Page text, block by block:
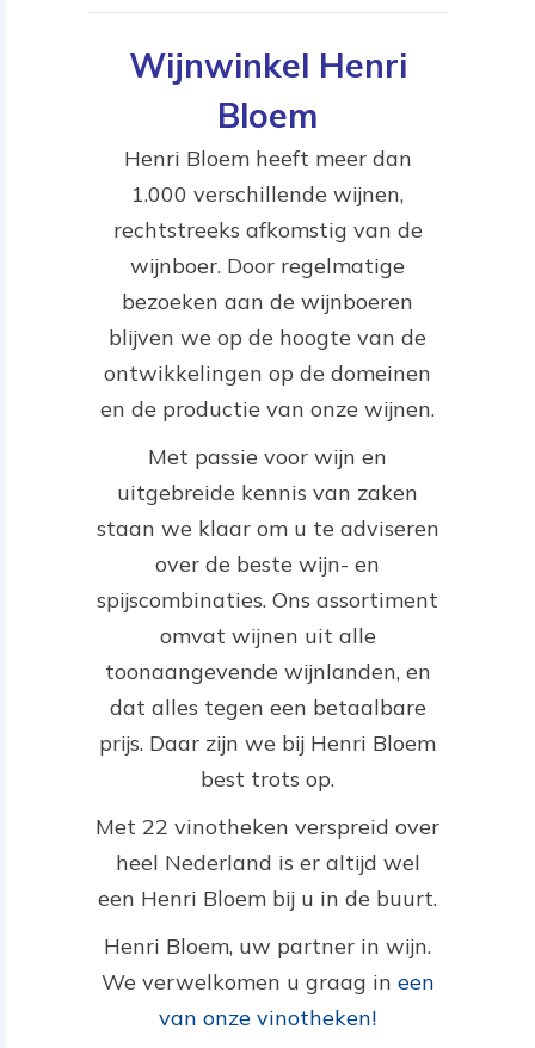
Wijnwinkel Henri
Bloem
Henri Bloem heeft meer dan
1.000 verschillende wijnen,
rechtstreeks afkomstig van de
wijnboer. Door regelmatige
bezoeken aan de wijnboeren
blijven we op de hoogte van de
ontwikkelingen op de domeinen
en de productie van onze wijnen.
Met passie voor wijn en
uitgebreide kennis van zaken
staan we klaar om u te adviseren
over de beste wijn- en
spijscombinaties. Ons assortiment
omvat wijnen uit alle
toonaangevende wijnlanden, en
dat alles tegen een betaalbare
prijs. Daar zijn we bij Henri Bloem
best trots op.
Met 22 vinotheken verspreid over
heel Nederland is er altijd wel
een Henri Bloem bij u in de buurt.
Henri Bloem, uw partner in wijn.
We verwelkomen u graag in een
van onze vinotheken!